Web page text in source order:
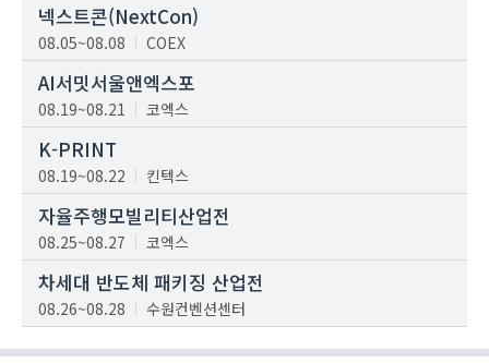
넥스트콘(NextCon)
08.05~08.08 COEX
AI서밋서울앤엑스포
08.19~08.21 코엑스
K-PRINT
08.19~08.22 킨텍스
자율주행모빌리티산업전
08.25~08.27 코엑스
차세대 반도체 패키징 산업전
08.26~08.28 수원컨벤션센터